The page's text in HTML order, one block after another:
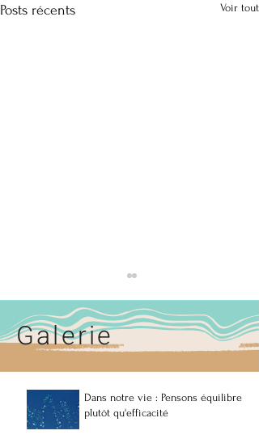
Posts récents Voir tout
Intelligences ... Incalculables
Galerie
Dans notre vie : Pensons équilibre
plutôt qu'efficacité